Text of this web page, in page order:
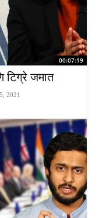
00:07:19
टिग्रे जमात
2021